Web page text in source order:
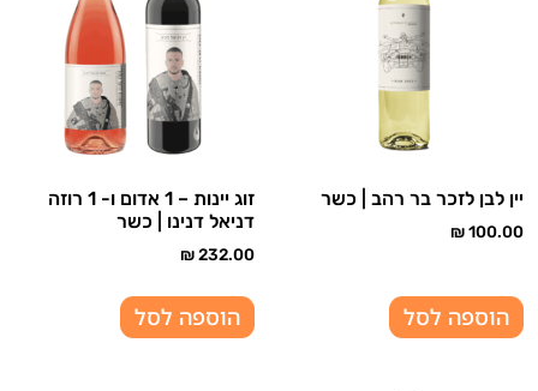
יין לבן לזכר בר רהב | כשר
₪100.00
הוספה לסל
זוג יינות – 1 אדום ו- 1 רוזה
דניאל דנינו | כשר
₪232.00
הוספה לסל